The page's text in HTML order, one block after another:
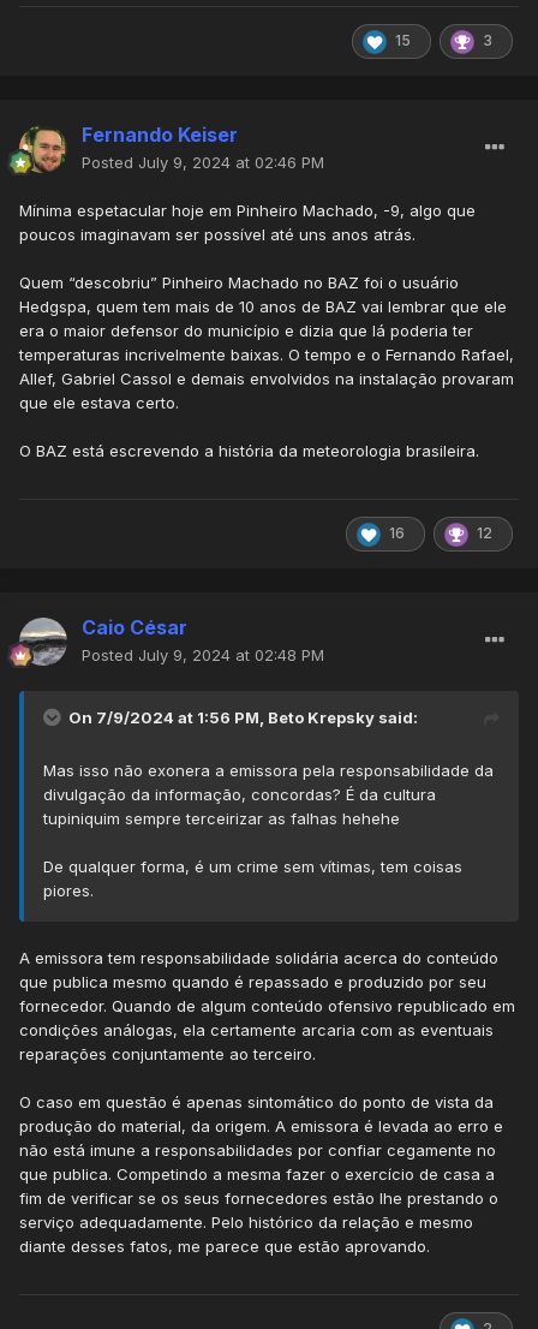
15 3
Fernando Keiser
Posted July 9, 2024 at 02:46 PM
Mínima espetacular hoje em Pinheiro Machado, -9, algo que
poucos imaginavam ser possível até uns anos atrás.
Quem “descobriu” Pinheiro Machado no BAZ foi o usuário
Hedgspa, quem tem mais de 10 anos de BAZ vai lembrar que ele
era o maior defensor do município e dizia que lá poderia ter
temperaturas incrivelmente baixas. O tempo e o Fernando Rafael,
Allef, Gabriel Cassol e demais envolvidos na instalação provaram
que ele estava certo.
O BAZ está escrevendo a história da meteorologia brasileira.
16 12
Caio César
Posted July 9, 2024 at 02:48 PM
On 7/9/2024 at 1:56 PM, Beto Krepsky said:
Mas isso não exonera a emissora pela responsabilidade da
divulgação da informação, concordas? É da cultura
tupiniquim sempre terceirizar as falhas hehehe
De qualquer forma, é um crime sem vítimas, tem coisas
piores.
A emissora tem responsabilidade solidária acerca do conteúdo
que publica mesmo quando é repassado e produzido por seu
fornecedor. Quando de algum conteúdo ofensivo republicado em
condições análogas, ela certamente arcaria com as eventuais
reparações conjuntamente ao terceiro.
O caso em questão é apenas sintomático do ponto de vista da
produção do material, da origem. A emissora é levada ao erro e
não está imune a responsabilidades por confiar cegamente no
que publica. Competindo a mesma fazer o exercício de casa a
fim de verificar se os seus fornecedores estão lhe prestando o
serviço adequadamente. Pelo histórico da relação e mesmo
diante desses fatos, me parece que estão aprovando.